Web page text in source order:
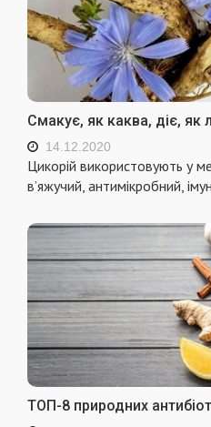
Смакує, як каква, діє, як
14.12.2020
Цикорій використовують у
в’яжучий, антимікробний,
ТОП-8 природних